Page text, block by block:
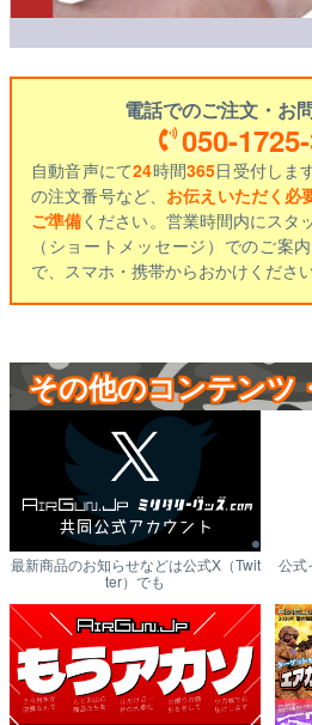
電話でのご注文・お
050-
自動音声にて24時間365日受付しま
の注文番号など、 お伝えいただく必
ご準備ください。営業時間内にスタ
（ショートメッセージ）でのご案
で、スマホ・携帯からおかけください
その他のコンテンツ
最新商品のお知らせなどは公式X（Twit
ter）でも
公式